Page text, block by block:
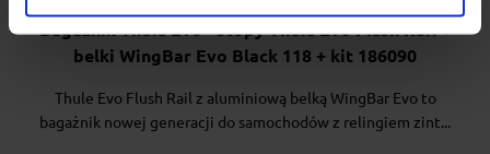
Bagażnik Thule Evo - stopy Thule Evo Flush Rail +
belki WingBar Evo Black 118 + kit 186090
Thule Evo Flush Rail z aluminiową belką WingBar Evo to
bagażnik nowej generacji do samochodów z relingiem zint...